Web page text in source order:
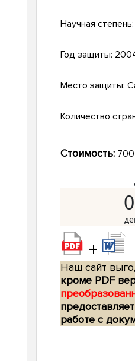
Научная степень:
Год защиты:
Место защиты:
Количество
Стоимость:
+
Наш сайт
кроме PDF
работе с